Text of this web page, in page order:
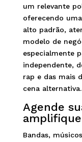
um relevante
oferecendo
alto padrão,
modelo de
especialmente
independente,
rap e das mais
cena alternativa.
Agende
Bandas,